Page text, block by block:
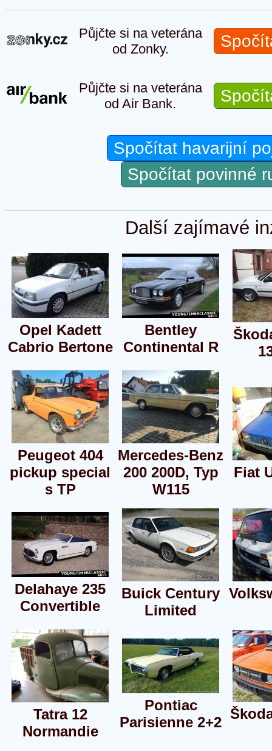
Půjčte si na veterána
od Zonky.
Půjčte si na veterána
od Air Bank.
Spočítat havarijní
Spočítat povinné
Další zajímavé
Opel Kadett
Cabrio Bertone
Bentley
Continental R
Peugeot 404
pickup special
s TP
Mercedes-Benz
200 200D, Typ
W115
Fiat
Delahaye 235
Convertible
Buick Century
Limited
Tatra 12
Normandie
Pontiac
Parisienne 2+2